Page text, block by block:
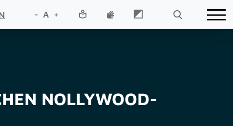
- A +
NOLLYWOOD-